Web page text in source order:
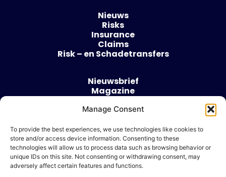
Manage Consent
To provide the best experiences, we use technologies like cookies to
store and/or access device information. Consenting to these
technologies will allow us to process data such as browsing behavior or
unique IDs on this site. Not consenting or withdrawing consent, may
adversely affect certain features and functions.
Nieuws
Risks
Insurance
Claims
Risk – en Schadetransfers
Nieuwsbrief
Magazine
Over
Algemene voorwaarden
Cookie beleid